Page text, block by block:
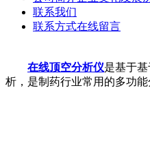
联系我们
联系方式在线留言
在线顶空分析仪是基于
析，是制药行业常用的多功